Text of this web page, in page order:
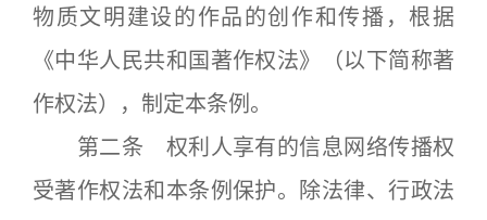
物质文明建设的作品的创作和传播，根据
《中华人民共和国著作权法》（以下简称著
作权法），制定本条例。
第二条 权利人享有的信息网络传播权
受著作权法和本条例保护。除法律、行政法